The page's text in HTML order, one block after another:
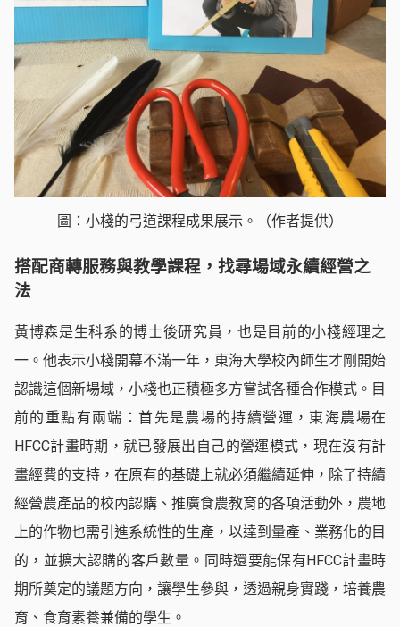
圖：小棧的弓道課程成果展示。（作者提供）
搭配商轉服務與教學課程，找尋場域永續經營之
法
黃博森是生科系的博士後研究員，也是目前的小棧經理之
一。他表示小棧開幕不滿一年，東海大學校內師生才剛開始
認識這個新場域，小棧也正積極多方嘗試各種合作模式。目
前的重點有兩端：首先是農場的持續營運，東海農場在
HFCC計畫時期，就已發展出自己的營運模式，現在沒有計
畫經費的支持，在原有的基礎上就必須繼續延伸，除了持續
經營農產品的校內認購、推廣食農教育的各項活動外，農地
上的作物也需引進系統性的生產，以達到量產、業務化的目
的，並擴大認購的客戶數量。同時還要能保有HFCC計畫時
期所奠定的議題方向，讓學生參與，透過親身實踐，培養農
育、食育素養兼備的學生。